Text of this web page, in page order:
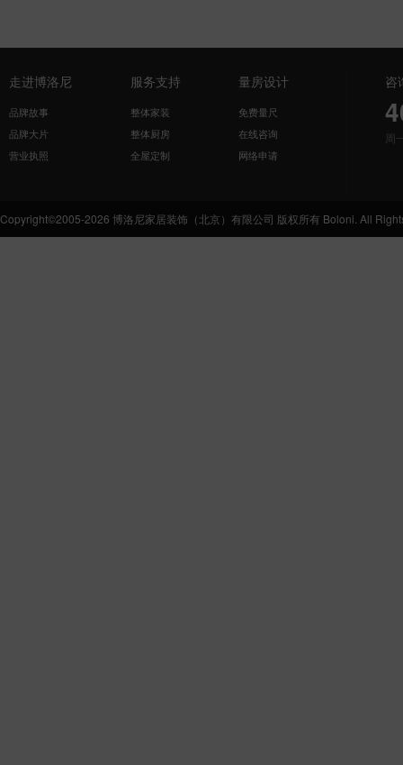
走进博洛尼
品牌故事
品牌大片
营业执照
服务支持
整体家装
整体厨房
全屋定制
量房设计
免费量尺
在线咨询
网络申请
咨
周
Copyright©2005-2026 博洛尼家居装饰（北京）有限公司 版权所有 Boloni. All